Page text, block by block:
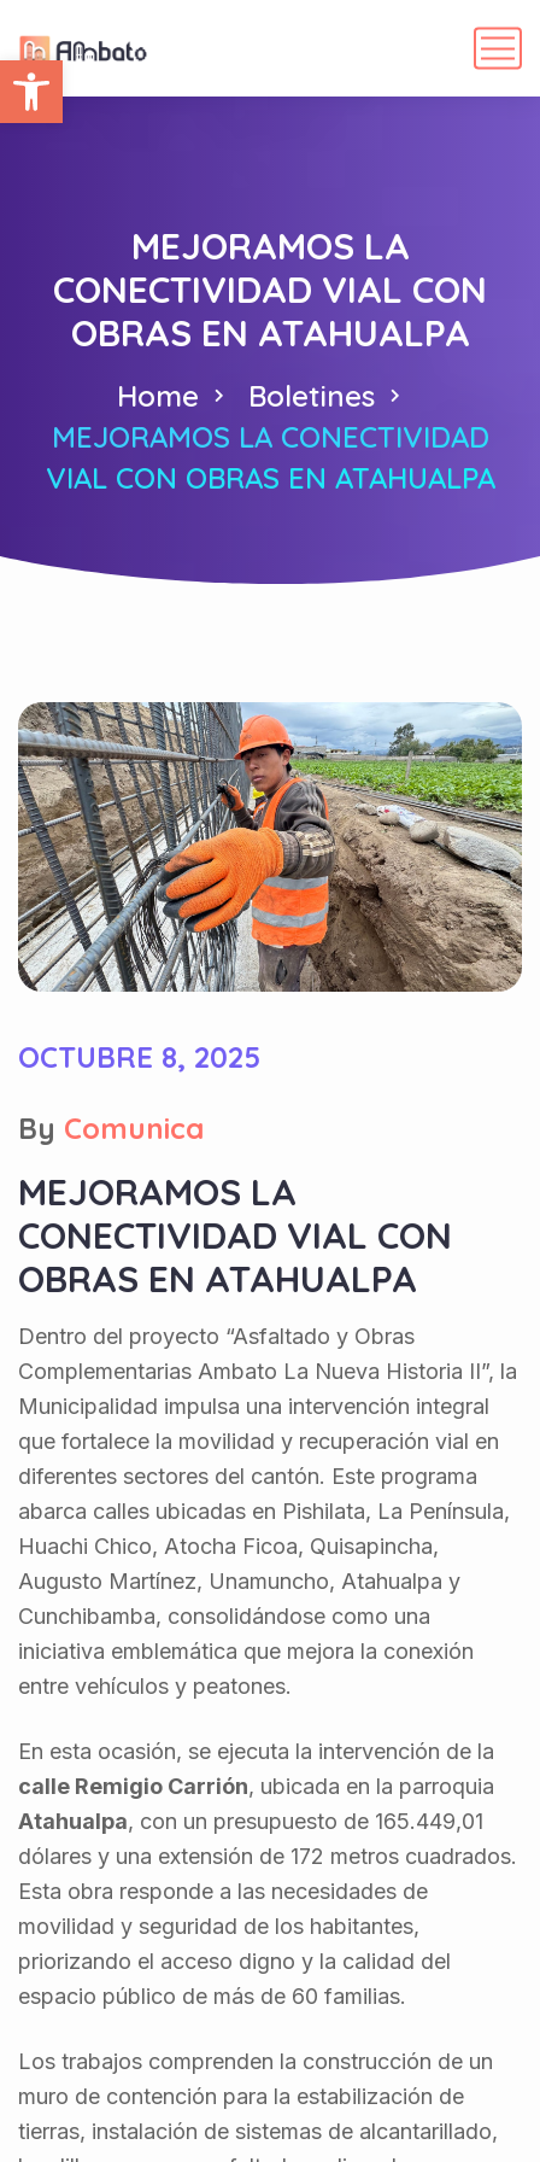
Abrir barra de herramientas
MEJORAMOS LA
CONECTIVIDAD VIAL CON
OBRAS EN ATAHUALPA
Home
Boletines
MEJORAMOS LA CONECTIVIDAD
VIAL CON OBRAS EN ATAHUALPA
OCTUBRE 8, 2025
By Comunica
MEJORAMOS LA
CONECTIVIDAD VIAL CON
OBRAS EN ATAHUALPA
Dentro del proyecto “Asfaltado y Obras
Complementarias Ambato La Nueva Historia II”, la
Municipalidad impulsa una intervención integral
que fortalece la movilidad y recuperación vial en
diferentes sectores del cantón. Este programa
abarca calles ubicadas en Pishilata, La Península,
Huachi Chico, Atocha Ficoa, Quisapincha,
Augusto Martínez, Unamuncho, Atahualpa y
Cunchibamba, consolidándose como una
iniciativa emblemática que mejora la conexión
entre vehículos y peatones.
En esta ocasión, se ejecuta la intervención de la
calle Remigio Carrión, ubicada en la parroquia
Atahualpa, con un presupuesto de 165.449,01
dólares y una extensión de 172 metros cuadrados.
Esta obra responde a las necesidades de
movilidad y seguridad de los habitantes,
priorizando el acceso digno y la calidad del
espacio público de más de 60 familias.
Los trabajos comprenden la construcción de un
muro de contención para la estabilización de
tierras, instalación de sistemas de alcantarillado,